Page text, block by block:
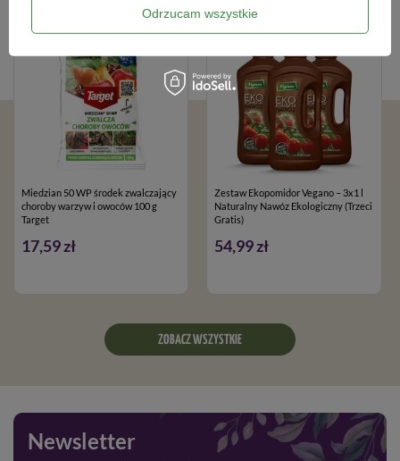
Miedzian 50 WP środek zwalczający
choroby warzyw i owoców 100 g
Target
17,59 zł
100% NATURALNY
Zestaw Ekopomidor Vegano – 3x1 l
Naturalny Nawóz Ekologiczny (Trzeci
Gratis)
54,99 zł
ZOBACZ WSZYSTKIE
Newsletter
Odrzucam wszystkie